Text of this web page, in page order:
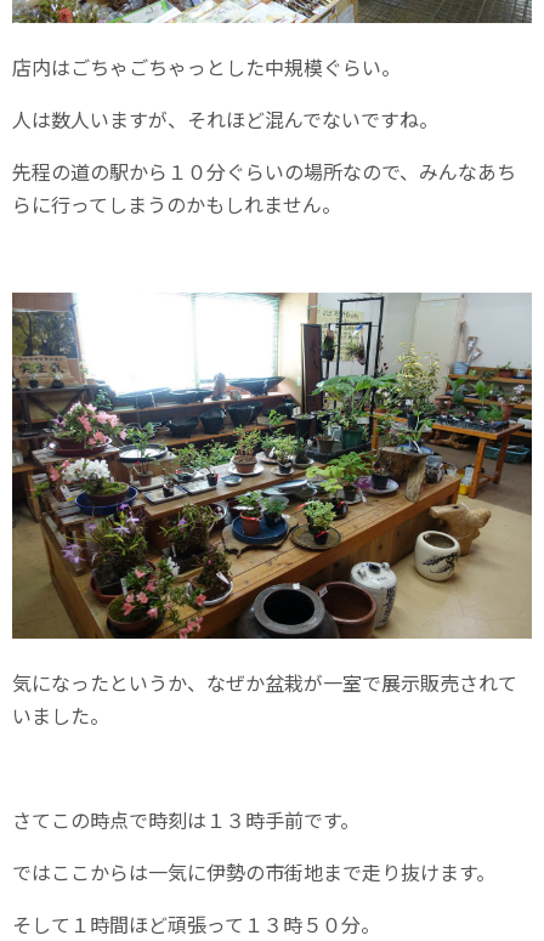
店内はごちゃごちゃっとした中規模ぐらい。
人は数人いますが、それほど混んでないですね。
先程の道の駅から１０分ぐらいの場所なので、みんなあち
らに行ってしまうのかもしれません。
気になったというか、なぜか盆栽が一室で展示販売されて
いました。
さてこの時点で時刻は１３時手前です。
ではここからは一気に伊勢の市街地まで走り抜けます。
そして１時間ほど頑張って１３時５０分。